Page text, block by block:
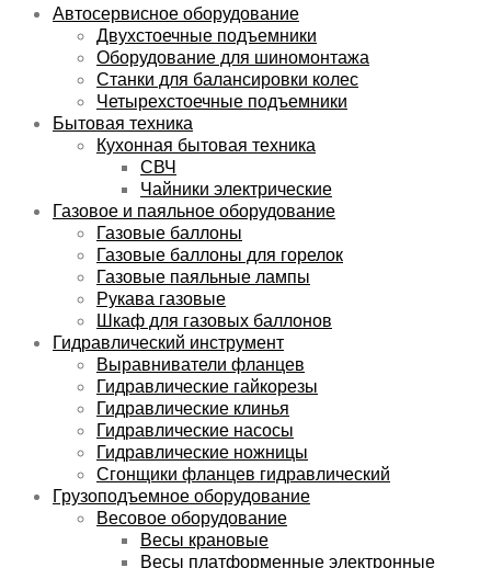
Автосервисное оборудование
Двухстоечные подъемники
Оборудование для шиномонтажа
Станки для балансировки колес
Четырехстоечные подъемники
Бытовая техника
Кухонная бытовая техника
СВЧ
Чайники электрические
Газовое и паяльное оборудование
Газовые баллоны
Газовые баллоны для горелок
Газовые паяльные лампы
Рукава газовые
Шкаф для газовых баллонов
Гидравлический инструмент
Выравниватели фланцев
Гидравлические гайкорезы
Гидравлические клинья
Гидравлические насосы
Гидравлические ножницы
Сгонщики фланцев гидравлический
Грузоподъемное оборудование
Весовое оборудование
Весы крановые
Весы платформенные электронные